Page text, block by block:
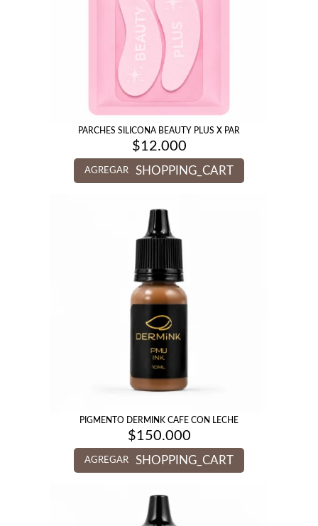
PARCHES SILICONA BEAUTY PLUS X PAR
$12.000
AGREGAR SHOPPING_CART
PIGMENTO DERMINK CAFE CON LECHE
$150.000
AGREGAR SHOPPING_CART